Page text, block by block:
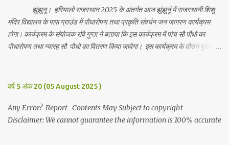
guarantee the information is 100% accurate
झुंझुनू। हरियालो राजस्थान 2025 के अंतर्गत आज झुंझुनूं में राजस्थानी शिशु
मंदिर विद्यालय के पास ग्राउंड में पौधारोपण तथा प्रकृति संवर्धन जन जागरण कार्यक्रम
होगा। कार्यक्रम के संयोजक रवि गुप्ता ने बताया कि इस कार्यक्रम में पांच सौ पौधो का
पौधारोपण तथा ग्यारह सौ पौधो का वितरण किया जावेगा। इस कार्यक्रम के दौरान मुख्य
उपस्थित रहेंगे। Contents May Subject to copyright Disclaimer: We
वर्ष 5 अंक 20 (05 August 2025 )
Any Error? Report Contents May Subject to copyright
Disclaimer: We cannot guarantee the information is 100% accurate